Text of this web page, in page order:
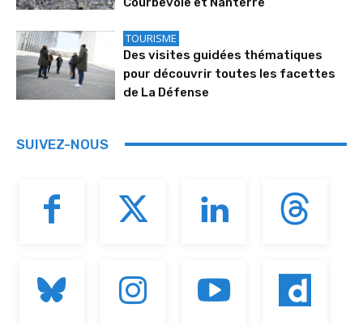
TOURISME
Des visites guidées thématiques
pour découvrir toutes les facettes
de La Défense
SUIVEZ-NOUS